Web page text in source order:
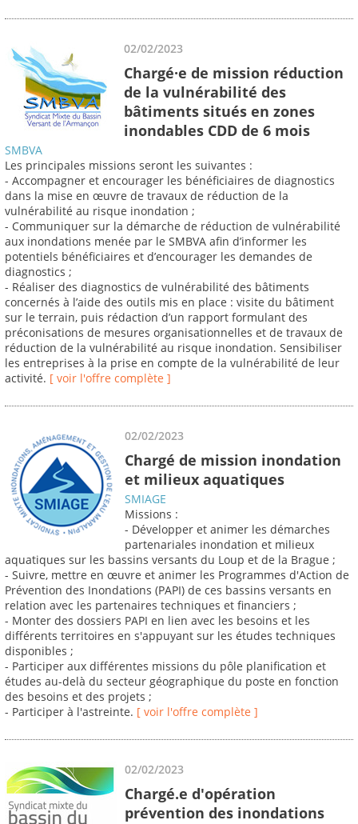
02/02/2023
Chargé·e de mission réduction
de la vulnérabilité des
bâtiments situés en zones
inondables CDD de 6 mois
SMBVA
Les principales missions seront les suivantes :
- Accompagner et encourager les bénéficiaires de diagnostics
dans la mise en œuvre de travaux de réduction de la
vulnérabilité au risque inondation ;
- Communiquer sur la démarche de réduction de vulnérabilité
aux inondations menée par le SMBVA afin d’informer les
potentiels bénéficiaires et d’encourager les demandes de
diagnostics ;
- Réaliser des diagnostics de vulnérabilité des bâtiments
concernés à l’aide des outils mis en place : visite du bâtiment
sur le terrain, puis rédaction d’un rapport formulant des
préconisations de mesures organisationnelles et de travaux de
réduction de la vulnérabilité au risque inondation. Sensibiliser
les entreprises à la prise en compte de la vulnérabilité de leur
activité. [ voir l'offre complète ]
02/02/2023
Chargé de mission inondation
et milieux aquatiques
SMIAGE
Missions :
- Développer et animer les démarches
partenariales inondation et milieux
aquatiques sur les bassins versants du Loup et de la Brague ;
- Suivre, mettre en œuvre et animer les Programmes d'Action de
Prévention des Inondations (PAPI) de ces bassins versants en
relation avec les partenaires techniques et financiers ;
- Monter des dossiers PAPI en lien avec les besoins et les
différents territoires en s'appuyant sur les études techniques
disponibles ;
- Participer aux différentes missions du pôle planification et
études au-delà du secteur géographique du poste en fonction
des besoins et des projets ;
- Participer à l'astreinte. [ voir l'offre complète ]
02/02/2023
Chargé.e d'opération
prévention des inondations